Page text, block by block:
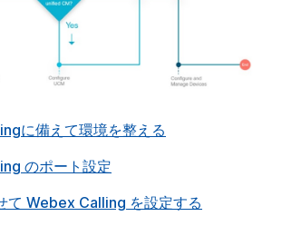
に備えて環境を整える
のポート設定
て Webex Calling を設定する